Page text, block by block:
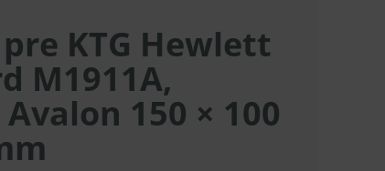
KTG Hewlett
M1911A,
150 × 100